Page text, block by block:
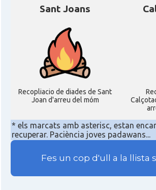
Sant Joans
Recopliacio de diades de Sant
Joan d'arreu del móm
* els marcats amb asterisc, estan
recuperar. Paciència joves padawans...
Fes un cop d'ull a la llista